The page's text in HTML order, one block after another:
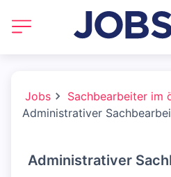
Jobs
Sachbearbeiter im
Administrativer
Administrativer